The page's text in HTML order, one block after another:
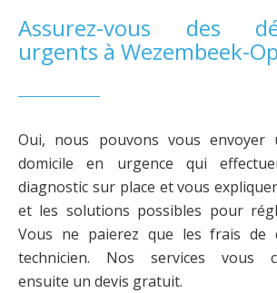
Assurez-vous des
urgents à Wezembeek-
Oui, nous pouvons vous envoyer
domicile en urgence qui
diagnostic sur place et vous
et les solutions possibles pour
Vous ne paierez que les frais de
technicien. Nos services vous
ensuite un devis gratuit.